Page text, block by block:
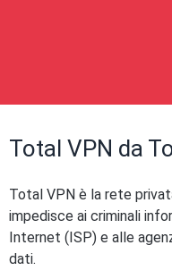
Total VPN da
Total VPN è la rete
impedisce ai criminali
Internet (ISP) e alle
dati.